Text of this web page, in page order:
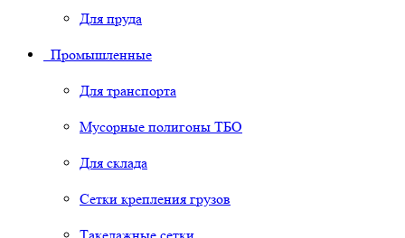
Для пруда
Промышленные
Для транспорта
Мусорные полигоны ТБО
Для склада
Сетки крепления грузов